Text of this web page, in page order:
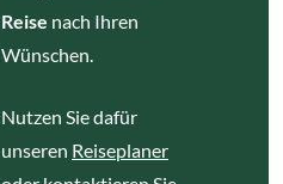
Reise nach Ihren
Wünschen.
Nutzen Sie dafür
unseren Reiseplaner